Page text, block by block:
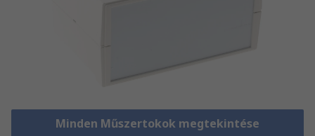
Minden Műszertokok megtekintése